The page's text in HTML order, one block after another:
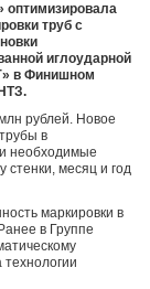
оптимизировала
труб с
иглоударной
в Финишном
рублей. Новое
в
необходимые
стенки, месяц и год
маркировки в
в Группе